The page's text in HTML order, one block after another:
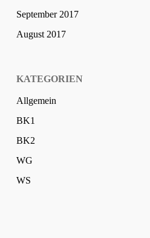
September 2017
August 2017
KATEGORIEN
Allgemein
BK1
BK2
WG
WS